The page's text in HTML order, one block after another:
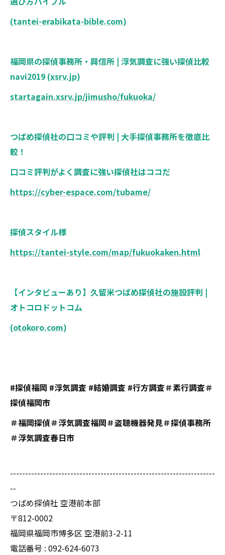
(tantei-erabikata-bible.com)
福岡県の探偵事務所・興信所 | 浮気調査に強い探偵比較
navi2019 (xsrv.jp)
startagain.xsrv.jp/jimusho/fukuoka/
つばめ探偵社の口コミや評判 | 大手探偵事務所を徹底比
較！
口コミ評判がよく調査に強い探偵社はココだ
https://cyber-espace.com/tubame/
探偵スタイル様
https://tantei-style.com/map/fukuokaken.html
【インタビューあり】久留米つばめ探偵社の施設評判 |
オトコロドットコム
(otokoro.com)
#探偵福岡 #浮気調査 #結婚調査 #行方調査＃素行調査＃
探偵福岡市
＃福岡探偵＃浮気調査福岡＃盗聴機器発見＃探偵事務所
＃浮気調査春日市
--------------------------------------------------------------------
--
つばめ探偵社 空港前本部
〒812-0002
福岡県福岡市博多区 空港前3-2-11
電話番号 : 092-624-6073